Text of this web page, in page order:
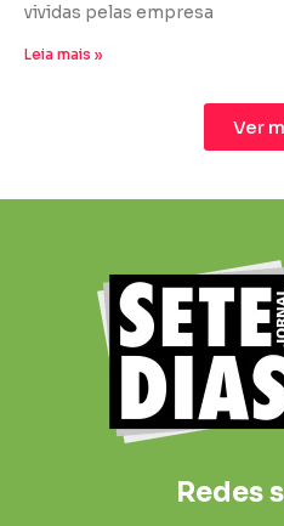
vividas pelas empresa
Leia mais »
Ver
Redes